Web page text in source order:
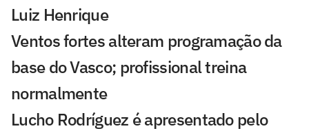
Luiz Henrique
Ventos fortes alteram programação da
base do Vasco; profissional treina
normalmente
Lucho Rodríguez é apresentado pelo